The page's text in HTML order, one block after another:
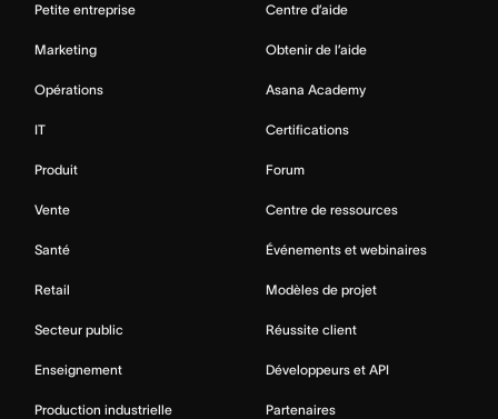
Petite entreprise
Marketing
Opérations
IT
Produit
Vente
Santé
Retail
Secteur public
Enseignement
Production industrielle
Centre d’aide
Obtenir de l’aide
Asana Academy
Certifications
Forum
Centre de ressources
Événements et webinaires
Modèles de projet
Réussite client
Développeurs et API
Partenaires